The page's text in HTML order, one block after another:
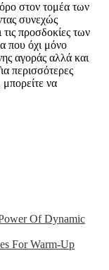
στον τομέα των
συνεχώς
τις προσδοκίες των
που όχι μόνο
αγοράς αλλά και
περισσότερες
να
Of Dynamic
For Warm-Up